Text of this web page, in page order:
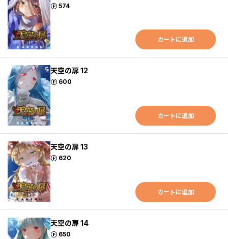
574
ポイント
カートに追加
天空の扉 12
600
ポイント
カートに追加
天空の扉 13
620
ポイント
カートに追加
天空の扉 14
650
ポイント